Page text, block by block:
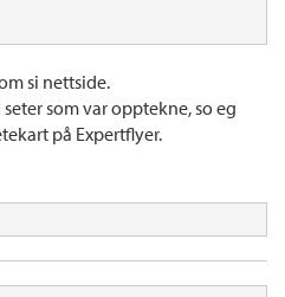
si nettside.
som var opptekne, so eg
på Expertflyer.